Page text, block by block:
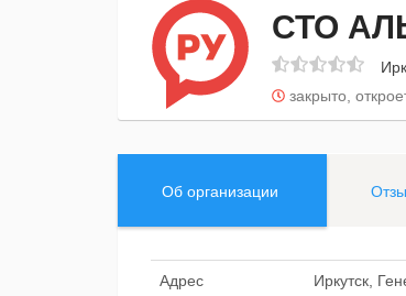
СТО
закрыто,
Об организации
Адрес Иркутск,